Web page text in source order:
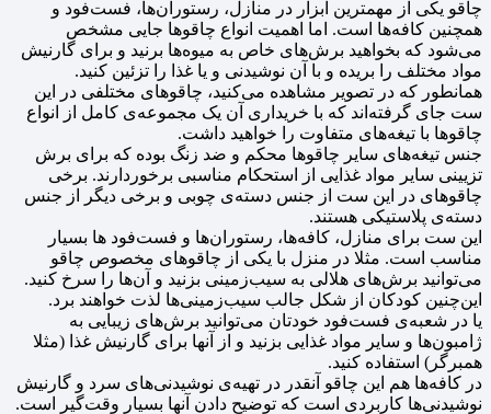
چاقو یکی از مهمترین ابزار در منازل، رستوران‌ها، فست‌فود و
همچنین کافه‌ها است. اما اهمیت انواع چاقو‌ها جایی مشخص
می‌شود که بخواهید برش‌های خاص به میوه‌ها برنید و برای گارنیش
مواد مختلف را بریده و با آن نوشیدنی و یا غذا را تزئین کنید.
همانطور که در تصویر مشاهده می‌کنید، چاقو‌های مختلفی در این
ست جای گرفته‌اند که با خریداری آن یک مجموعه‌ی کامل از انواع
چاقوها با تیغه‌های متفاوت را خواهید داشت.
جنس تیغه‌های سایر چاقو‌ها محکم و ضد زنگ بوده که برای برش
تزیینی سایر مواد غذایی از استحکام مناسبی برخوردارند. برخی
چاقو‌های در این ست از جنس دسته‌ی چوبی و برخی دیگر از جنس
دسته‌ی پلاستیکی هستند.
این ست برای منازل، کافه‌ها، رستوران‌ها و فست‌فود ها بسیار
مناسب است. مثلا در منزل با یکی از چاقو‌های مخصوص چاقو
می‌توانید برش‌های هلالی به سیب‌زمینی بزنید و آن‌ها را سرخ کنید.
این‌چنین کودکان از شکل جالب سیب‌زمینی‌ها لذت خواهند برد.
یا در شعبه‌ی فست‌فود خودتان می‌توانید برش‌های زیبایی به
ژامبون‌ها و سایر مواد غذایی بزنید و از آنها برای گارنیش غذا (مثلا
همبرگر) استفاده کنید.
در کافه‌ها هم این چاقو آنقدر در تهیه‌ی نوشیدنی‌های سرد و گارنیش
نوشیدنی‌ها کاربردی است که توضیح دادن آنها بسیار وقت‌گیر است.